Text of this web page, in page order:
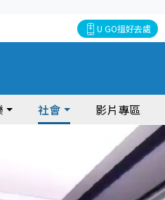
U GO搵好去處
社會 影片專區